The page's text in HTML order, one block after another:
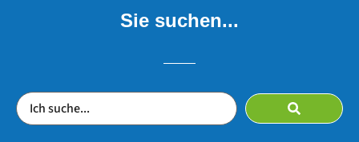
Sie suchen...